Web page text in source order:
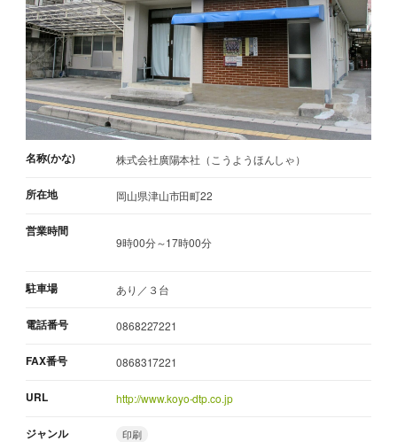
名称(かな) 株式会社廣陽本社（こうようほんしゃ）
所在地 岡山県津山市田町22
営業時間
9時00分～17時00分
駐車場 あり／３台
電話番号 0868227221
FAX番号 0868317221
URL http://www.koyo-dtp.co.jp
ジャンル 印刷